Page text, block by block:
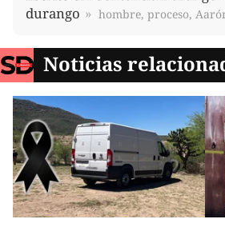
durango
hombre, proceso,
Noticias